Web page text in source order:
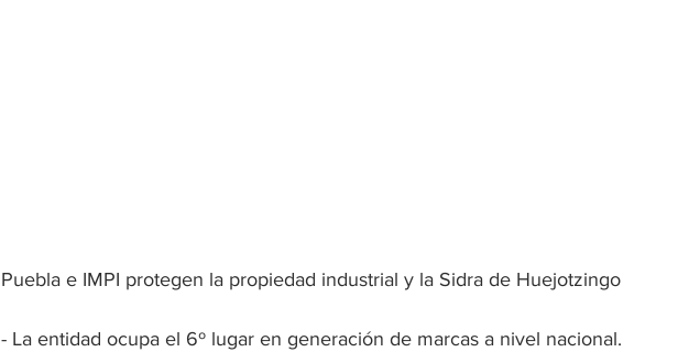
Puebla e IMPI protegen la propiedad industrial y la Sidra de Huejotzingo
- La entidad ocupa el 6º lugar en generación de marcas a nivel nacional.